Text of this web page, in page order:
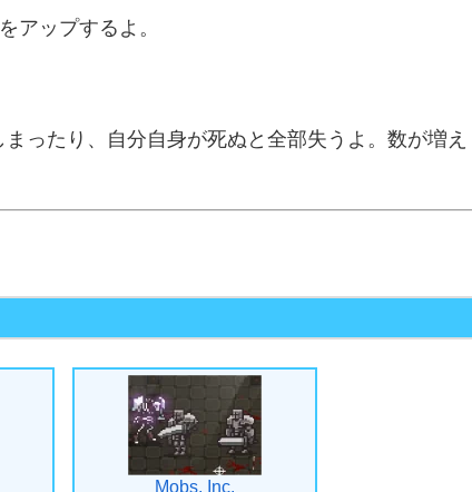
アップするよ。
ったり、自分自身が死ぬと全部失うよ。数が増え
Mobs, Inc.